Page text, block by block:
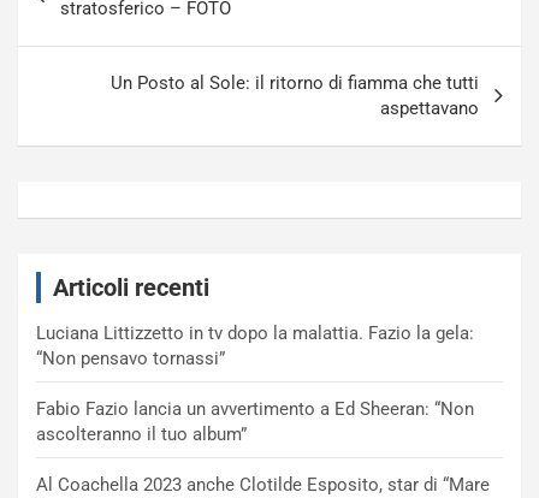
stratosferico – FOTO
Un Posto al Sole: il ritorno di fiamma che tutti
aspettavano
Articoli recenti
Luciana Littizzetto in tv dopo la malattia. Fazio la gela:
“Non pensavo tornassi”
Fabio Fazio lancia un avvertimento a Ed Sheeran: “Non
ascolteranno il tuo album”
Al Coachella 2023 anche Clotilde Esposito, star di “Mare